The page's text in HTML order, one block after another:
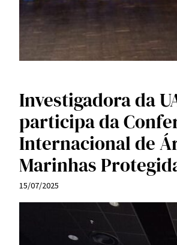
Investigadora da
participa da
Internacional de
Marinhas
15/07/2025